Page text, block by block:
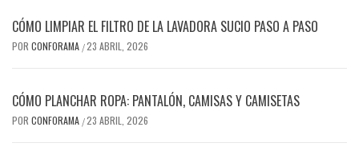
CÓMO LIMPIAR EL FILTRO DE LA LAVADORA SUCIO PASO A PASO
POR CONFORAMA /23 ABRIL, 2026
CÓMO PLANCHAR ROPA: PANTALÓN, CAMISAS Y CAMISETAS
POR CONFORAMA /23 ABRIL, 2026